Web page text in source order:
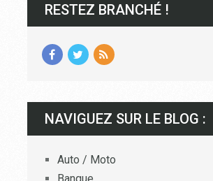
RESTEZ BRANCHÉ !
NAVIGUEZ SUR LE BLOG :
Auto / Moto